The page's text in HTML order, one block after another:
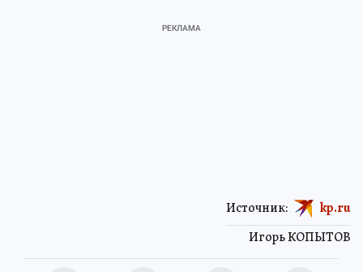
Игорь КОПЫТОВ
Источник: kp.ru